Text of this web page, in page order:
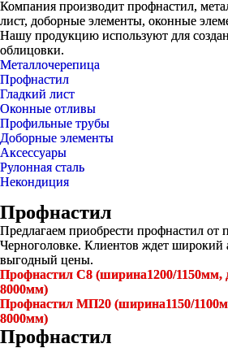
Компания производит профнастил,
лист, доборные элементы, оконные
Нашу продукцию используют для
облицовки.
Металлочерепица
Профнастил
Гладкий лист
Оконные отливы
Профильные трубы
Доборные элементы
Аксессуары
Рулонная сталь
Некондиция
Профнастил
Предлагаем приобрести профнастил от
Черноголовке. Клиентов ждет широкий
выгодный цены.
Профнастил С8 (ширина1200/1150мм,
8000мм)
Профнастил МП20 (ширина1150/
8000мм)
Профнастил